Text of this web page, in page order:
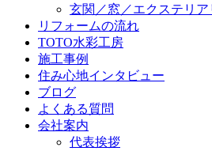
玄関／窓／エクステリア
リフォームの流れ
TOTO水彩工房
施工事例
住み心地インタビュー
ブログ
よくある質問
会社案内
代表挨拶